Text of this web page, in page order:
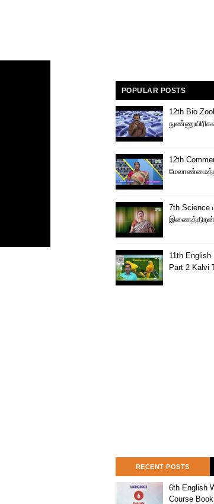
POPULAR POSTS
12th Bio
12th
7th Science
இணைத்திறன்
11th English
Part 2 Kalvi
RECENT POSTS
6th English
Course